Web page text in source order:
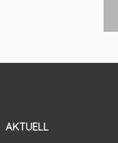
AKTUELL